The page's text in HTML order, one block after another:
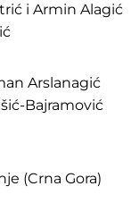
i Armin Alagić
Arslanagić
Bajramović
(Crna Gora)